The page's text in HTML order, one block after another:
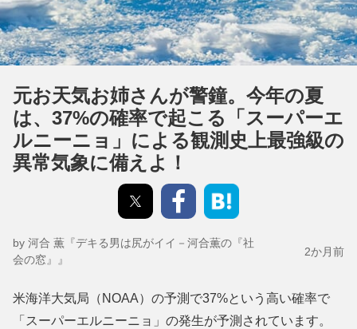
元お天気お姉さんが警鐘。今年の夏
は、37%の確率で起こる「スーパーエ
ルニーニョ」による観測史上最強級の
異常気象に備えよ！
by 河合 薫『デキる男は尻がイイ－河合薫の『社
会の窓』』
2か月前
米海洋大気局（NOAA）の予測で37%という高い確率で
「スーパーエルニーニョ」の発生が予測されています。